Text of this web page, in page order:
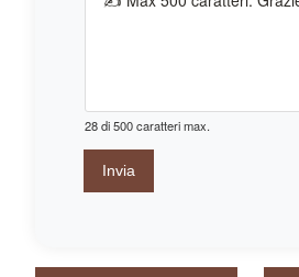
i
m
l
28 di 500 caratteri max.
Invia